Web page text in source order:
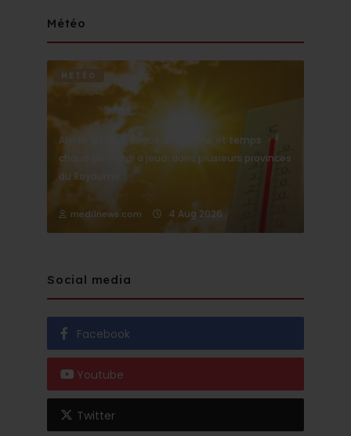
Météo
METÉO
Alerte Météo : Vague de chaleur et temps
chaud de mardi à jeudi dans plusieurs provinces
du Royaume
medi1news.com 4 Aug 2026
Social media
Facebook
Youtube
Twitter